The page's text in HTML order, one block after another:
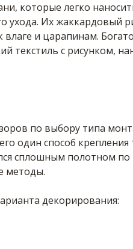
которые легко
ухода. Их жаккардовый
и царапинам.
текстиль с рисунком,
по выбору типа
один способ крепления
сплошным полотном по
методы.
декорирования: